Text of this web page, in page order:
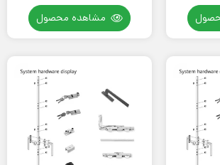
مشاهده محصول